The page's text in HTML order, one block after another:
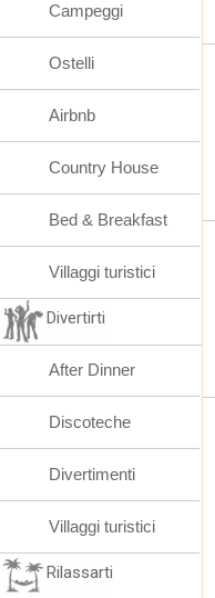
Campeggi
Ostelli
Airbnb
Country House
Bed & Breakfast
Villaggi turistici
Divertirti
After Dinner
Discoteche
Divertimenti
Villaggi turistici
Rilassarti